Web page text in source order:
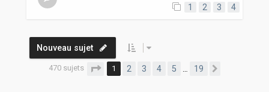
1 2 3 4
Nouveau sujet
470 sujets Page 1sur
1 2 3 4 5 19